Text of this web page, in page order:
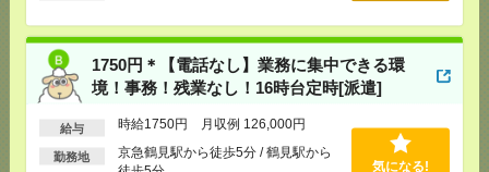
1750円＊【電話なし】業務に集中できる環
境！事務！残業なし！16時台定時[派遣]
給与 時給1750円 月収例 126,000円
勤務地
京急鶴見駅から徒歩5分 / 鶴見駅から
気になる!
[月収例]10～15万円
[勤務地]
京急鶴見駅から徒歩5分/ 鶴見駅から徒歩5
分
気になる！
入浴ナシ＊夜勤でゆったり見守りだけ＊週1日～無理
なく働ける[派遣]